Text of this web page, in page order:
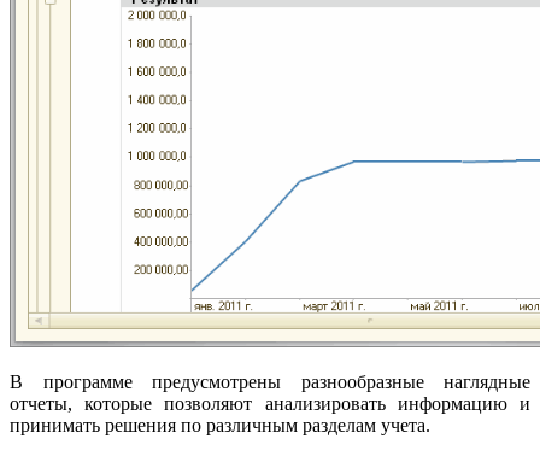
В программе предусмотрены разнообразные наглядные
отчеты, которые позволяют анализировать информацию и
принимать решения по различным разделам учета.